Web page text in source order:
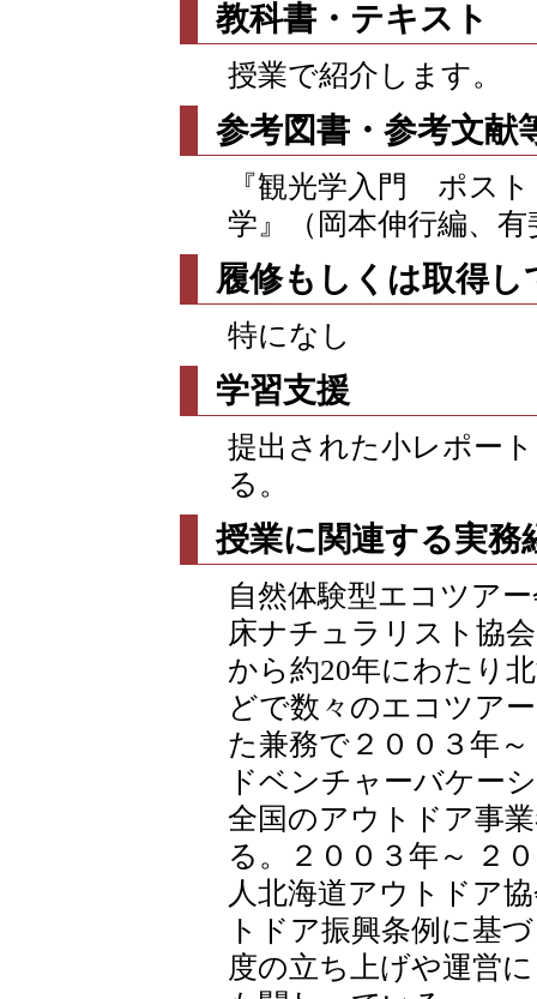
教科書・テキスト
授業で紹介します。
参考図書・参考文献
『観光学入門 ポス
学』（岡本伸行編、
履修もしくは取得
特になし
学習支援
提出された小レポー
る。
授業に関連する実務
自然体験型エコツア
床ナチュラリスト協
から約20年にわたり
どで数々のエコツア
た兼務で２００３年
ドベンチャーバケー
全国のアウトドア事
る。２００３年～ ２
人北海道アウトドア
トドア振興条例に基
度の立ち上げや運営